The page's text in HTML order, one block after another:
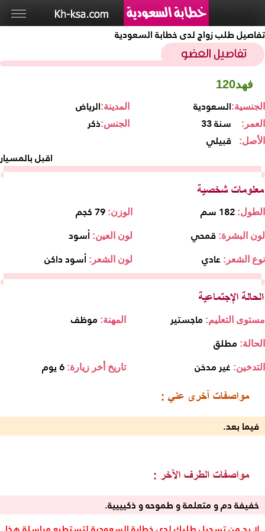
تفاصيل طلب زواج لدى خطابة السعودية
فهد120
الرياضالمدينة: السعوديةالجنسية:
ذكرالجنس: 33 سنة العمر:
قبيلي الأصل:
اقبل بالمسيار
الوزن: 79 كجم الطول: 182 سم
لون العين: أسود لون البشرة: قمحي
لون الشعر: أسود داكن نوع الشعر: عادي
المهنة: موظف مستوى التعليم: ماجستير
الحالة: مطلق
تاريخ أخر زيارة: 6 يوم التدخين: غير مدخن
فيما بعد.
خفيفة دم و متعلمة و طموحه و ذكيييية.